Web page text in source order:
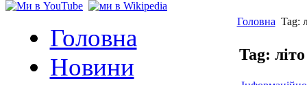
Головна
Новини
Головна Tag:
Tag: літо